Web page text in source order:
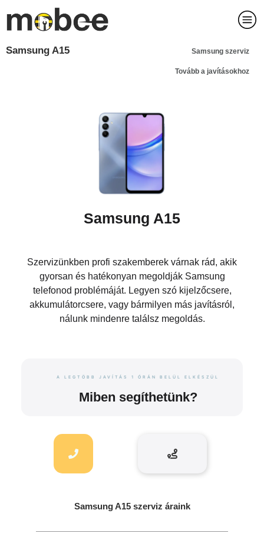
Samsung A15 Samsung szerviz
Tovább a javításokhoz
Samsung A15
Szervizünkben profi szakemberek várnak rád, akik
gyorsan és hatékonyan megoldják Samsung
telefonod problémáját. Legyen szó kijelzőcsere,
akkumulátorcsere, vagy bármilyen más javításról,
nálunk mindenre találsz megoldás.
A LEGTÖBB JAVÍTÁS 1 ÓRÁN BELÜL ELKÉSZÜL
Miben segíthetünk?
Samsung A15 szerviz áraink